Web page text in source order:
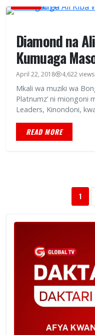
Diamond na
Kumuaga
April 22, 2018 4,622 views
Mkali wa muziki wa
Platnumz’ ni miongoni
Leaders, Kinondoni,
READ MORE
1